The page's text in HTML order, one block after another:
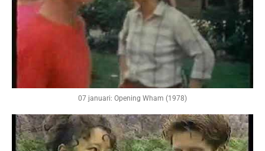
07 januari: Opening Wham (1978)